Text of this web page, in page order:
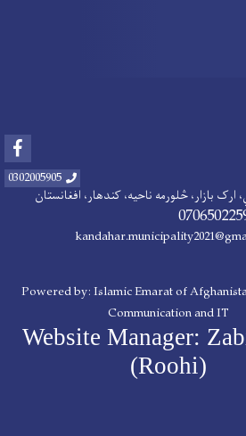
0302005905
ارک بازار، څلورمه ناحیه، کندهار، افغانستان
Powered by: Islamic Emarat of
Communication and IT
Website Manager:
(Roohi)